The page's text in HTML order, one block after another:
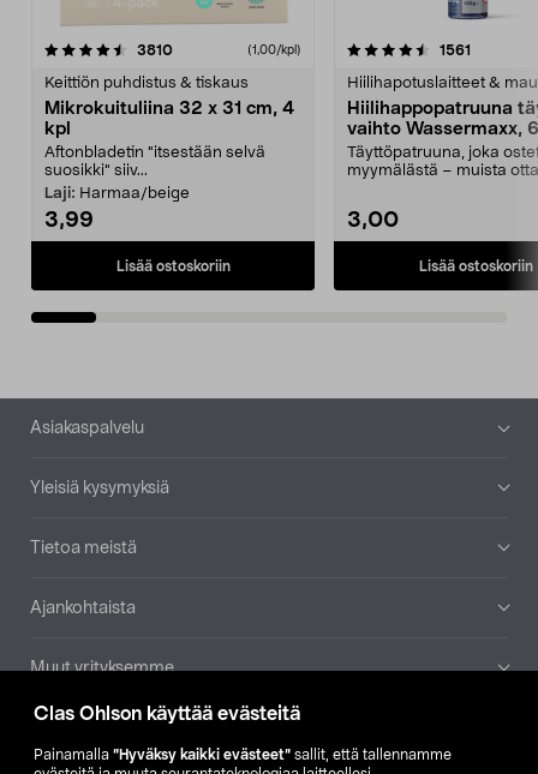
Clas Ohlson käyttää evästeitä
Painamalla ”Hyväksy kaikki evästeet” sallit, että tallennamme
3810arvostelut (1,00/kpl)
Keittiön puhdistus & tiskaus
Mikrokuituliina 32 x 31 cm, 4
kpl
Aftonbladetin "itsestään selvä
suosikki" siiv...
Laji: Harmaa/beige
3,99
Lisää ostoskoriin
4.5viidestä
1561
Hiilihapotuslaitteet &
Hiilihappopatruuna
vaihto Wassermaxx,
Täyttöpatruuna, joka
myymälästä – muista
3,00
Lisää ostoskoriin
4.5viidestä
Alatunniste
Asiakaspalvelu
Yleisiä kysymyksiä
Tietoa meistä
Ajankohtaista
Muut yrityksemme
Etsi myymälä